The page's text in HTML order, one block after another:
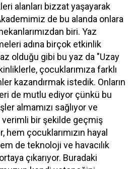
alanları bizzat yaşayarak
de bu alanda onlara
biri. Yaz
adına birçok etkinlik
olduğu gibi bu yaz da "Uzay
çocuklarımıza farklı
kazandırmak istedik. Onların
de mutlu ediyor çünkü bu
almamızı sağlıyor ve
verimli bir şekilde geçmiş
hem çocuklarımızın hayal
de teknoloji ve havacılık
çıkarıyor. Buradaki